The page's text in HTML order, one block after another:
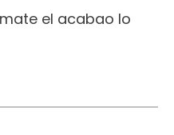
el acabao lo